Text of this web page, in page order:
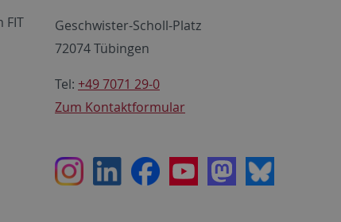
FIT
Geschwister-Scholl-Platz
72074 Tübingen
Tel: +49 7071 29-0
Zum Kontaktformular
InstagramLinkedInFacebookYoutubeMastodon
Bluesky